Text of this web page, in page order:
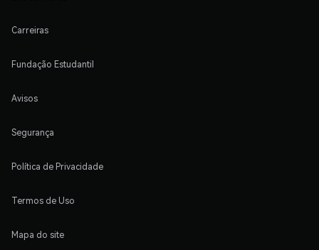
Carreiras
Fundação Estudantil
Avisos
Segurança
Política de Privacidade
Termos de Uso
Mapa do site